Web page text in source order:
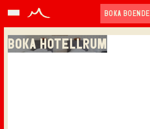
BOKA BOENDE
BOKA HOTELLRUM